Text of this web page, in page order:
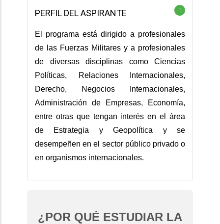
PERFIL DEL ASPIRANTE
El programa está dirigido a profesionales
de las Fuerzas Militares y a profesionales
de diversas disciplinas como Ciencias
Políticas, Relaciones Internacionales,
Derecho, Negocios Internacionales,
Administración de Empresas, Economía,
entre otras que tengan interés en el área
de Estrategia y Geopolítica y se
desempeñen en el sector público privado o
en organismos internacionales.
¿POR QUÉ ESTUDIAR LA